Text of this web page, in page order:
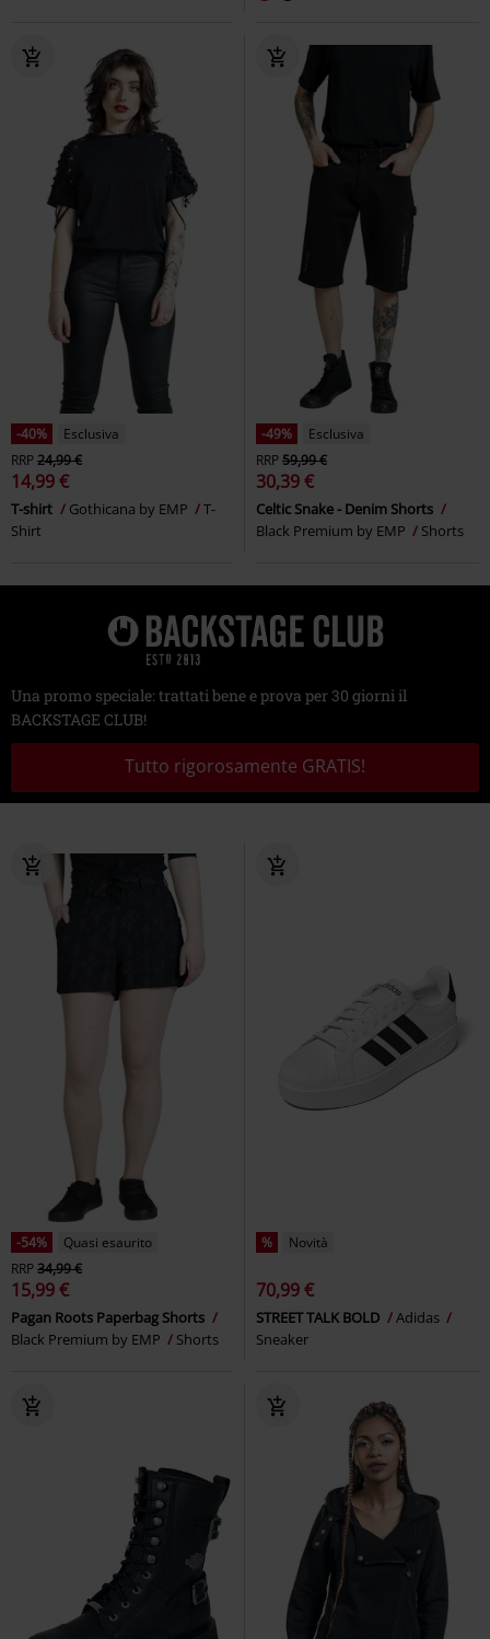
-40%
Esclusiva
RRP24,99 €
14,99 €
T-shirt Gothicana by EMP
T-
Shirt
-49%
Esclusiva
RRP59,99 €
30,39 €
Celtic Snake - Denim Shorts
Black Premium by EMP
Shorts
Una promo speciale: trattati bene e prova per 30 giorni il
BACKSTAGE CLUB!
Tutto rigorosamente GRATIS!
-54%
Quasi esaurito
RRP34,99 €
15,99 €
Pagan Roots Paperbag Shorts
Black Premium by EMP
Shorts
% Novità
70,99 €
STREET TALK BOLD
Adidas
Sneaker